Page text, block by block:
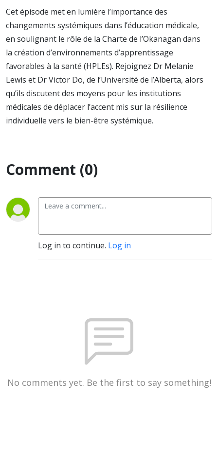
Cet épisode met en lumière l’importance des
changements systémiques dans l’éducation médicale,
en soulignant le rôle de la Charte de l’Okanagan dans
la création d’environnements d’apprentissage
favorables à la santé (HPLEs). Rejoignez Dr Melanie
Lewis et Dr Victor Do, de l’Université de l’Alberta, alors
qu’ils discutent des moyens pour les institutions
médicales de déplacer l’accent mis sur la résilience
individuelle vers le bien-être systémique.
Comment (0)
Log in to continue. Log in
No comments yet. Be the first to say something!